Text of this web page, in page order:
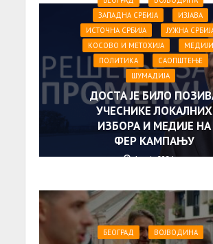
ЗАПАДНА СРБИЈА
ИЗЈАВА
ИСТОЧНА СРБИЈА
ЈУЖНА
КОСОВО И МЕТОХИЈА
МЕДИЈИ
ПОЛИТИКА
САОПШТЕЊE
ШУМАДИЈА
ДОСТА ЈЕ БИЛО
УЧЕСНИКЕ ЛОКАЛНИХ
ИЗБОРА И МЕДИЈЕ НА
ФЕР КАМПАЊУ
1. маја 2024.
БЕОГРАД ВОЈВОДИНА